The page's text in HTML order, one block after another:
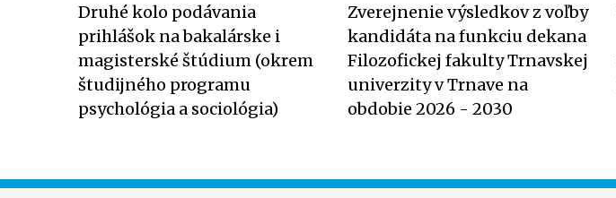
Druhé kolo podávania
prihlášok na bakalárske i
magisterské štúdium (okrem
študijného programu
psychológia a sociológia)
Zverejnenie výsledkov z voľby
kandidáta na funkciu dekana
Filozofickej fakulty Trnavskej
univerzity v Trnave na
obdobie 2026 - 2030